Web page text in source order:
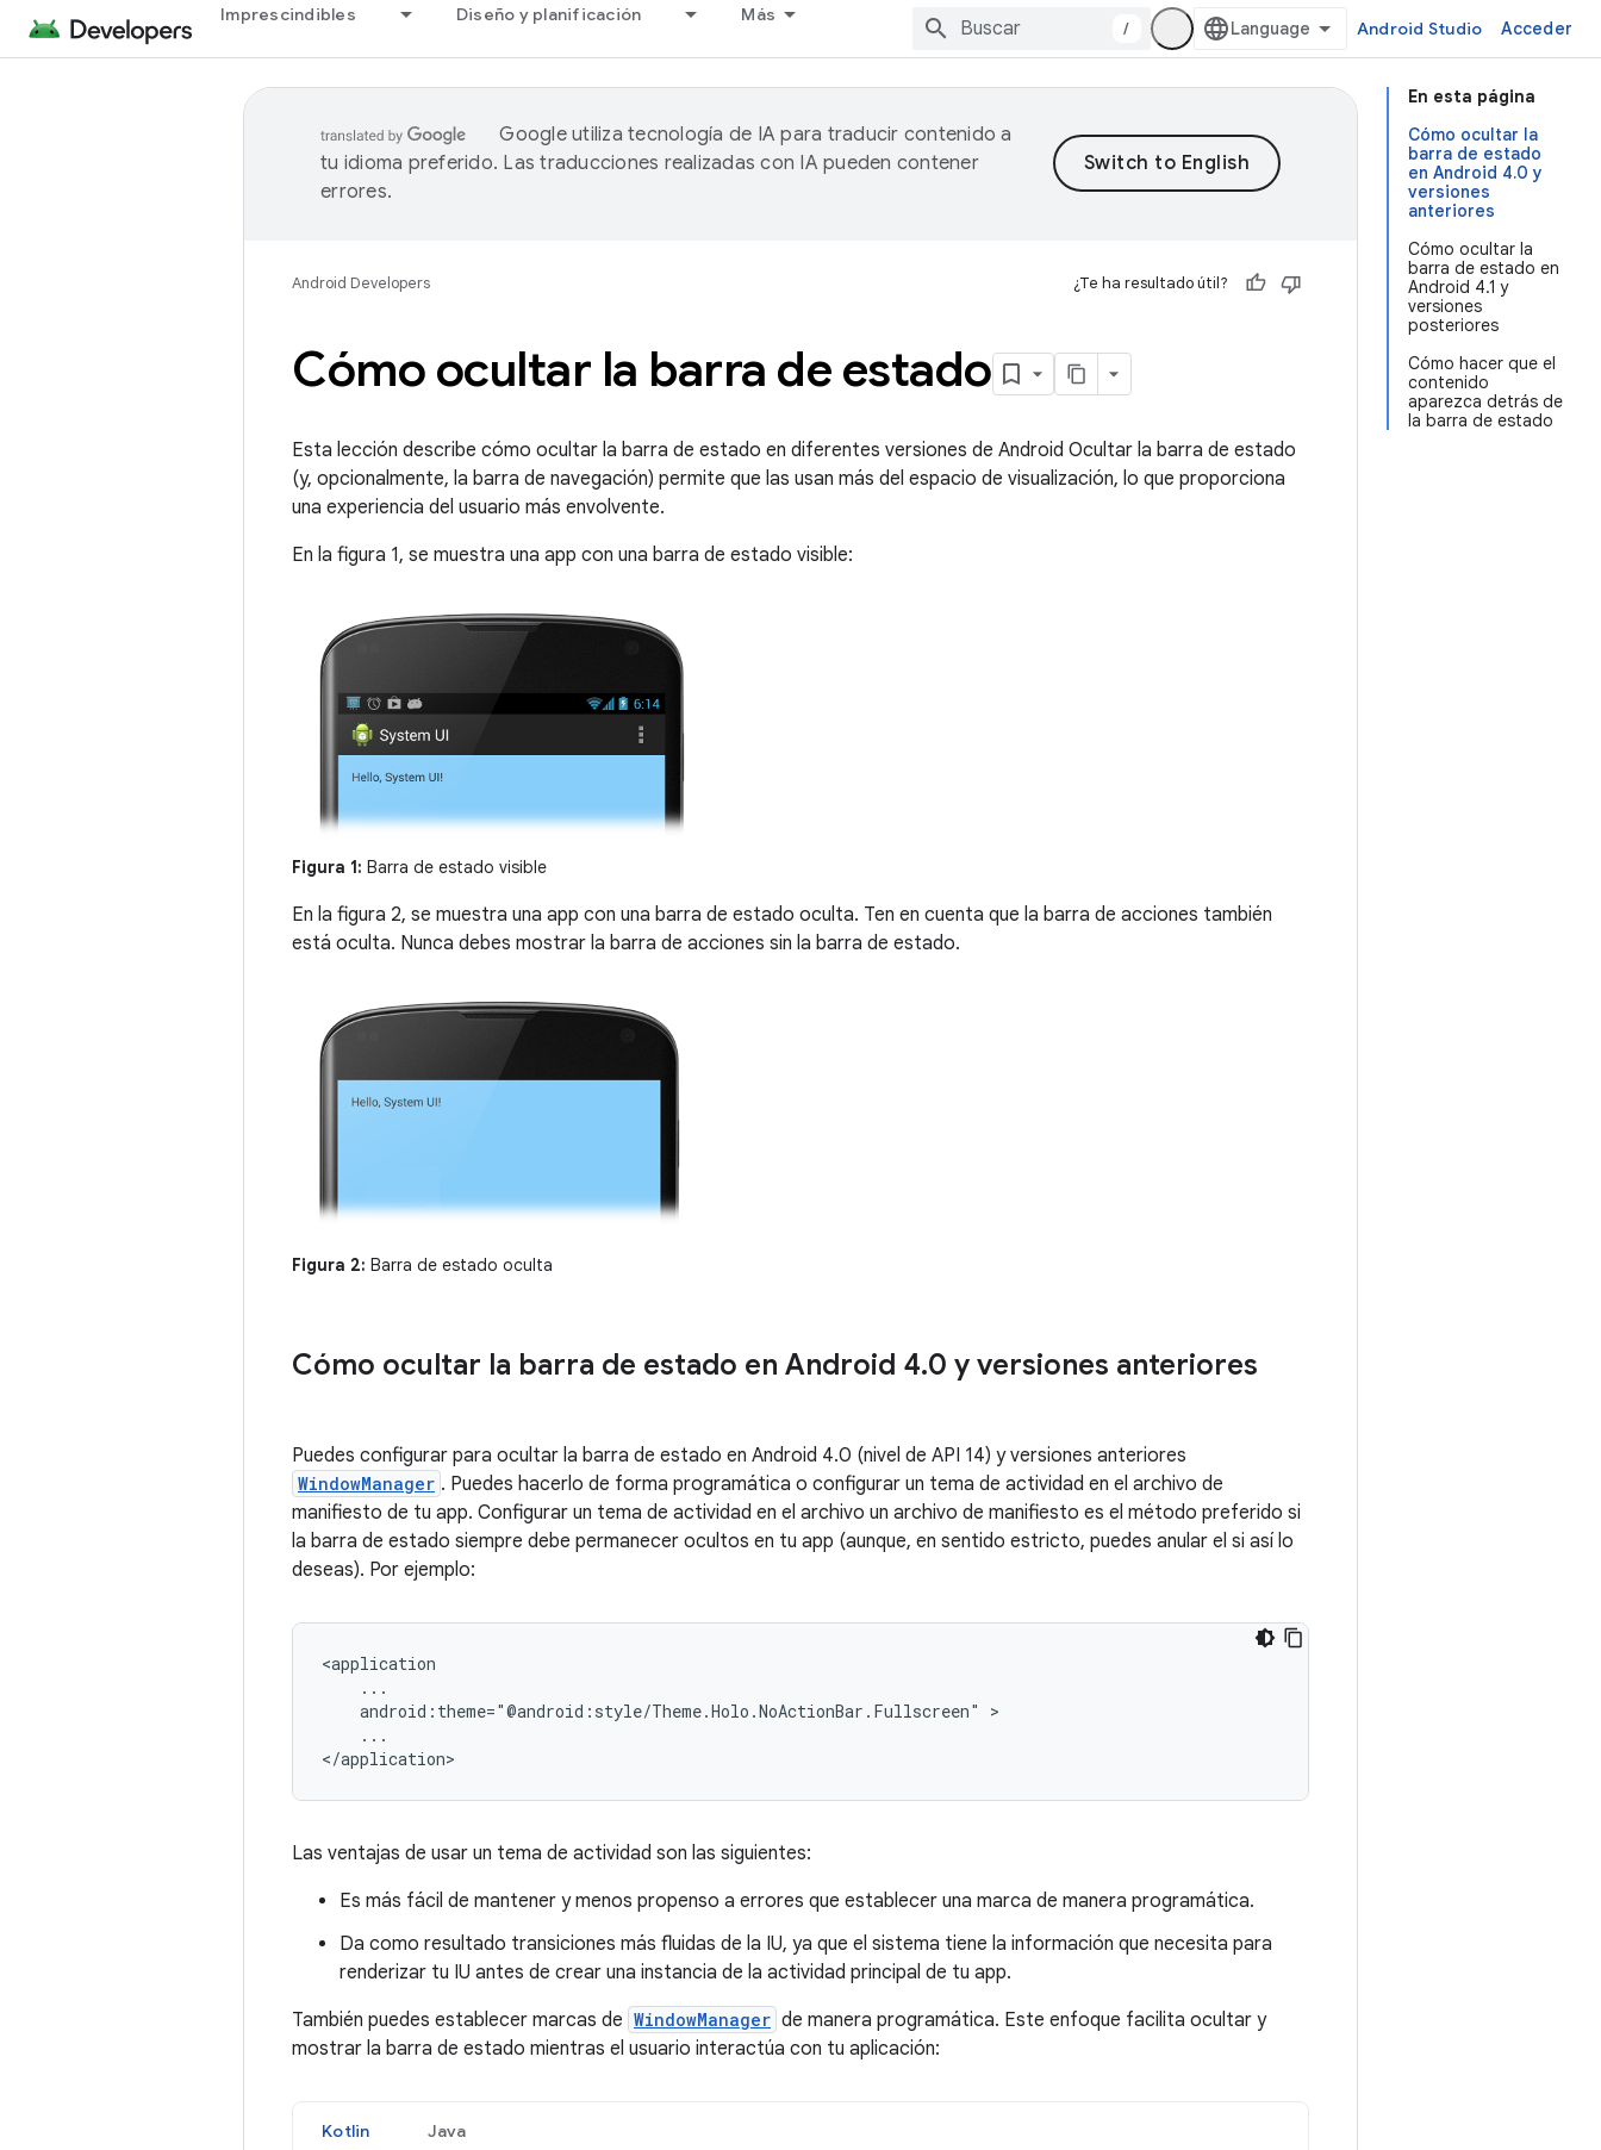
Imprescindibles Diseño y planificación Más
/ Android Studio Acceder
En esta página
Cómo ocultar la
barra de estado
en Android 4.0 y
versiones
anteriores
Cómo ocultar la
barra de estado en
Android 4.1 y
versiones
posteriores
Cómo hacer que el
contenido
aparezca detrás de
la barra de estado
Google utiliza tecnología de IA para traducir contenido a
tu idioma preferido. Las traducciones realizadas con IA pueden contener
errores.
Android Developers ¿Te ha resultado útil?
Cómo ocultar la barra de estado
Esta lección describe cómo ocultar la barra de estado en diferentes versiones de Android Ocultar la barra de estado
(y, opcionalmente, la barra de navegación) permite que las usan más del espacio de visualización, lo que proporciona
una experiencia del usuario más envolvente.
En la figura 1, se muestra una app con una barra de estado visible:
Figura 1: Barra de estado visible
En la figura 2, se muestra una app con una barra de estado oculta. Ten en cuenta que la barra de acciones también
está oculta. Nunca debes mostrar la barra de acciones sin la barra de estado.
Figura 2: Barra de estado oculta
Cómo ocultar la barra de estado en Android 4.0 y versiones anteriores
Puedes configurar para ocultar la barra de estado en Android 4.0 (nivel de API 14) y versiones anteriores
WindowManager . Puedes hacerlo de forma programática o configurar un tema de actividad en el archivo de
manifiesto de tu app. Configurar un tema de actividad en el archivo un archivo de manifiesto es el método preferido si
la barra de estado siempre debe permanecer ocultos en tu app (aunque, en sentido estricto, puedes anular el si así lo
deseas). Por ejemplo:
android:theme="@android:style/Theme.Holo.NoActionBar.Fullscreen"
...
</application>
Las ventajas de usar un tema de actividad son las siguientes:
Es más fácil de mantener y menos propenso a errores que establecer una marca de manera programática.
Da como resultado transiciones más fluidas de la IU, ya que el sistema tiene la información que necesita para
renderizar tu IU antes de crear una instancia de la actividad principal de tu app.
También puedes establecer marcas de WindowManager de manera programática. Este enfoque facilita ocultar y
mostrar la barra de estado mientras el usuario interactúa con tu aplicación:
Kotlin Java